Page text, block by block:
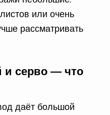
или очень
рассматривать
и серво — что
даёт большой